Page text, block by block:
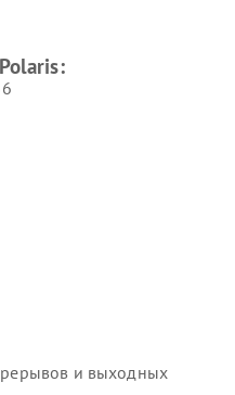
и выходных